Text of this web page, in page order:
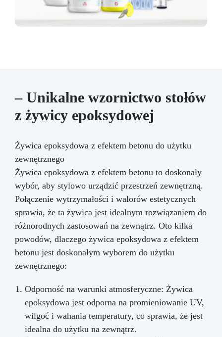
– Unikalne wzornictwo stołów
z żywicy epoksydowej
Żywica epoksydowa z efektem betonu do użytku
zewnętrznego
Żywica epoksydowa z efektem betonu to doskonały
wybór, aby stylowo urządzić przestrzeń zewnętrzną.
Połączenie wytrzymałości i walorów estetycznych
sprawia, że ta żywica jest idealnym rozwiązaniem do
różnorodnych zastosowań na zewnątrz. Oto kilka
powodów, dlaczego żywica epoksydowa z efektem
betonu jest doskonałym wyborem do użytku
zewnętrznego:
Odporność na warunki atmosferyczne: Żywica
epoksydowa jest odporna na promieniowanie UV,
wilgoć i wahania temperatury, co sprawia, że jest
idealna do użytku na zewnątrz.